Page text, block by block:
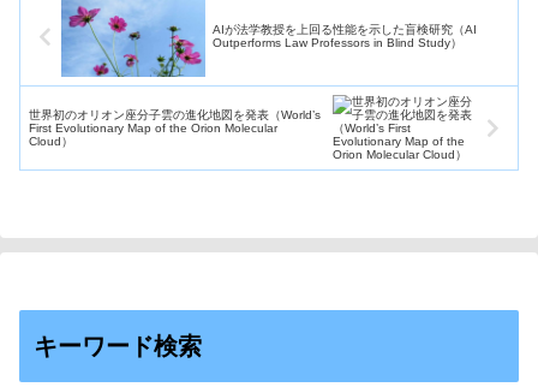
AIが法学教授を上回る性能を示した盲検研究（AI
Outperforms Law Professors in Blind Study）
世界初のオリオン座分子雲の進化地図を発表（World’s
First Evolutionary Map of the Orion Molecular
Cloud）
キーワード検索